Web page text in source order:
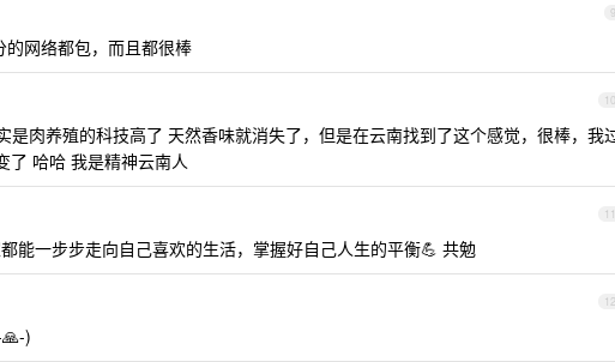
9
的网络都包，而且都很棒
10
是肉养殖的科技高了 天然香味就消失了，但是在云南找到了这个感觉，很棒，我
了 哈哈 我是精神云南人
11
能一步步走向自己喜欢的生活，掌握好自己人生的平衡💪 共勉
12
)